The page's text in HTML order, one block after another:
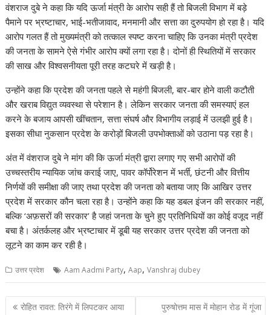
वंशराज दुबे ने कहा कि यदि ऊर्जा मंत्री के आरोप सही हैं तो बिजली विभाग में बड़े
पैमाने पर भ्रष्टाचार, भाई-भतीजावाद, मनमानी और सत्ता का दुरुपयोग हो रहा है। यदि
आरोप गलत हैं तो मुख्यमंत्री को तत्काल स्पष्ट करना चाहिए कि उनका मंत्री प्रदेश
की जनता के सामने ऐसे गंभीर आरोप क्यों लगा रहा है। दोनों ही स्थितियों में सरकार
की साख और विश्वसनीयता पूरी तरह कटघरे में खड़ी है।
उन्होंने कहा कि प्रदेश की जनता पहले से महंगी बिजली, बार-बार होने वाली कटौती
और खराब विद्युत व्यवस्था से परेशान है। लेकिन सरकार जनता की समस्याएं हल
करने के बजाय आपसी खींचतान, सत्ता संघर्ष और विभागीय लड़ाई में उलझी हुई है।
इसका सीधा नुकसान प्रदेश के करोड़ों बिजली उपभोक्ताओं को उठाना पड़ रहा है।
अंत में वंशराज दुबे ने मांग की कि ऊर्जा मंत्री द्वारा लगाए गए सभी आरोपों की
उच्चस्तरीय न्यायिक जांच कराई जाए, पावर कॉर्पोरेशन में भर्ती, छंटनी और वित्तीय
निर्णयों की समीक्षा की जाए तथा प्रदेश की जनता को बताया जाए कि आखिर उत्तर
प्रदेश में सरकार कौन चला रहा है। उन्होंने कहा कि यह डबल इंजन की सरकार नहीं,
बल्कि ‘अफ़सरों की सरकार’ है जहां जनता के चुने हुए प्रतिनिधियों का कोई वजूद नहीं
बचा है। अंतर्कलह और भ्रष्टाचार में डूबी यह सरकार उत्तर प्रदेश की जनता को
लूटने का काम कर रही है।
उत्तर प्रदेश Aam Aadmi Party,Aap,Vanshraj dubey
Post
रोहित रावत: तिरंगे में लिपटकर आया
पुरुषोत्तम मास में मोहान रोड में गूंजा